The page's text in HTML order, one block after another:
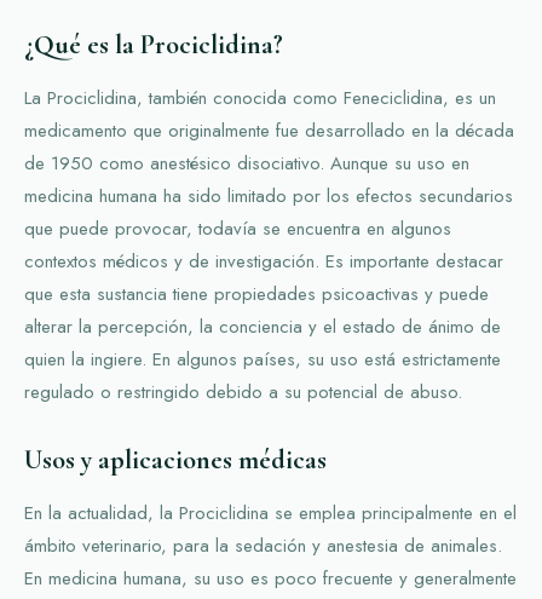
¿Qué es la Prociclidina?
La Prociclidina, también conocida como Feneciclidina, es un
medicamento que originalmente fue desarrollado en la década
de 1950 como anestésico disociativo. Aunque su uso en
medicina humana ha sido limitado por los efectos secundarios
que puede provocar, todavía se encuentra en algunos
contextos médicos y de investigación. Es importante destacar
que esta sustancia tiene propiedades psicoactivas y puede
alterar la percepción, la conciencia y el estado de ánimo de
quien la ingiere. En algunos países, su uso está estrictamente
regulado o restringido debido a su potencial de abuso.
Usos y aplicaciones médicas
En la actualidad, la Prociclidina se emplea principalmente en el
ámbito veterinario, para la sedación y anestesia de animales.
En medicina humana, su uso es poco frecuente y generalmente